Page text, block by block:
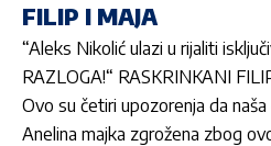
FILIP I MAJA
“Aleks Nikolić ulazi u rijaliti
RAZLOGA!“ RASKRINKANI
Ovo su četiri upozorenja da
Anelina majka zgrožena zbog